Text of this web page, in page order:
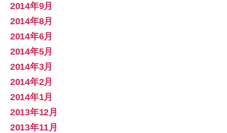
2014年9月
2014年8月
2014年6月
2014年5月
2014年3月
2014年2月
2014年1月
2013年12月
2013年11月